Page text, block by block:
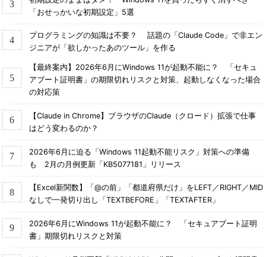
「おせっかいな初期設定」5選
プログラミングの知識は不要？ 話題の「Claude Code」で非エン
ジニアが「欲しかったあのツール」を作る
【最終案内】2026年6月にWindows 11が起動不能に？ 「セキュ
アブート証明書」の期限切れリスクと対策、起動しなくなった場合
の対応策
【Claude in Chrome】ブラウザのClaude（クロード）拡張で仕事
はどう変わるのか？
2026年6月に迫る「Windows 11起動不能リスク」対策への準備
も 2月の月例更新「KB5077181」リリース
【Excel新関数】「@の前」「都道府県だけ」をLEFT／RIGHT／MID
なしで一発切り出し「TEXTBEFORE」「TEXTAFTER」
2026年6月にWindows 11が起動不能に？ 「セキュアブート証明
書」期限切れリスクと対策